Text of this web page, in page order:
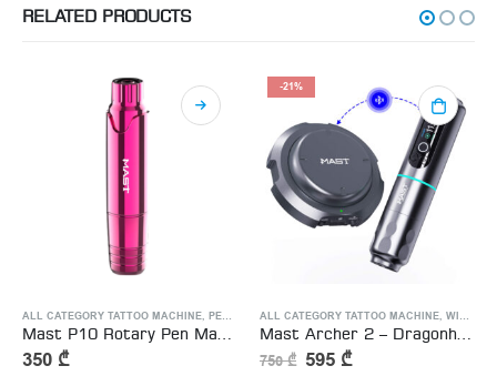
RELATED PRODUCTS
ALL CATEGORY TATTOO MACHINE, PEN TATTOO MACHINE ,PERMANENT MAKEUP
350 ₾
-21%
ALL CATEGORY TATTOO MACHINE, WIRELESS TATTOO MACHINE
750₾ 595 ₾